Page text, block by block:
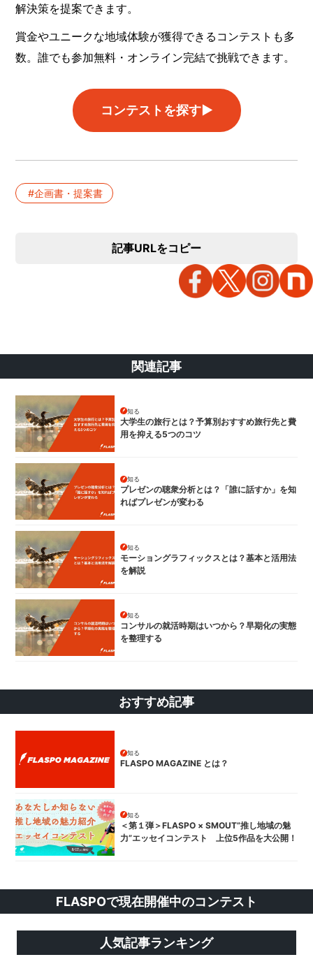
解決策を提案できます。
賞金やユニークな地域体験が獲得できるコンテストも多
数。誰でも参加無料・オンライン完結で挑戦できます。
コンテストを探す▶︎
企画書・提案書
記事URLをコピー
関連記事
大学生の旅行とは？予算別おすすめ旅行先と費
用を抑える5つのコツ
知る
プレゼンの聴衆分析とは？「誰に話すか」を知
ればプレゼンが変わる
知る
モーショングラフィックスとは？基本と活用法
を解説
知る
コンサルの就活時期はいつから？早期化の実態
を整理する
知る
おすすめ記事
FLASPO MAGAZINE とは？
知る
＜第１弾＞FLASPO × SMOUT”推し地域の魅
力”エッセイコンテスト 上位5作品を大公開！
知る
FLASPOで現在開催中のコンテスト
人気記事ランキング